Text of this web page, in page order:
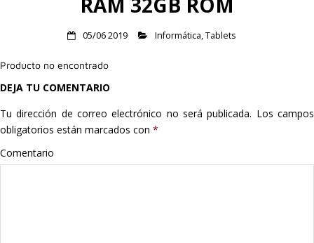
Hogar
Informática
Listas
05/06 2019 Informática,Tablets
Producto no encontrado
DEJA TU COMENTARIO
Tu dirección de correo electrónico no será publicada. Los campos
obligatorios están marcados con *
Comentario